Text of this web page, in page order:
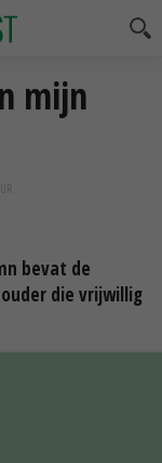
mijn
bevat de
die vrijwillig